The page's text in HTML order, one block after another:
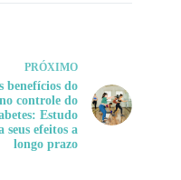
PRÓXIMO
benefícios do
controle do
Estudo
seus efeitos a
longo prazo